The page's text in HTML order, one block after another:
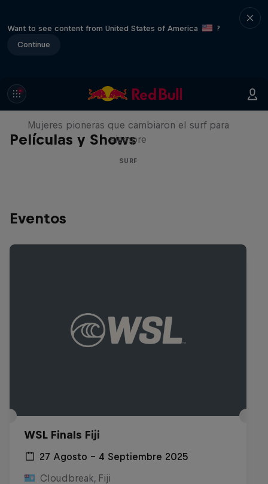
Want to see content from United States of America
?
Continue
Películas y Shows
NOW DAYS
Mujeres pioneras que cambiaron el surf para
siempre
SURF
Eventos
WSL Finals Fiji
27 Agosto – 4 Septiembre 2025
Cloudbreak, Fiji